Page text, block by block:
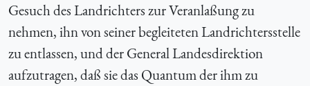
Gesuch des Landrichters zur Veranlaßung zu
nehmen, ihn von seiner begleiteten Landrichtersstelle
zu entlassen, und der General Landesdirektion
aufzutragen, daß sie das Quantum der ihm zu